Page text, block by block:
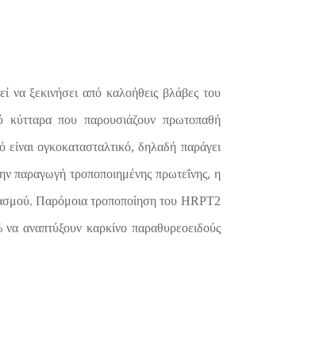
να ξεκινήσει από καλοήθεις βλάβες του
κύτταρα που παρουσιάζουν πρωτοπαθή
είναι ογκοκατασταλτικό, δηλαδή παράγει
παραγωγή τροποποιημένης πρωτεΐνης, η
Παρόμοια τροποποίηση του HRPT2
αναπτύξουν καρκίνο παραθυρεοειδούς